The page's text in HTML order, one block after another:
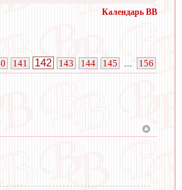
Календарь ВВ
141 142 143 144 145 156